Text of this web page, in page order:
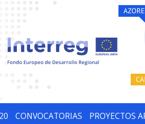
CONVOCATORIAS PROYECTOS